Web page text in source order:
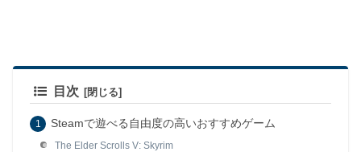
目次
Steamで遊べる自由度の高いおすすめゲーム
The Elder Scrolls V: Skyrim